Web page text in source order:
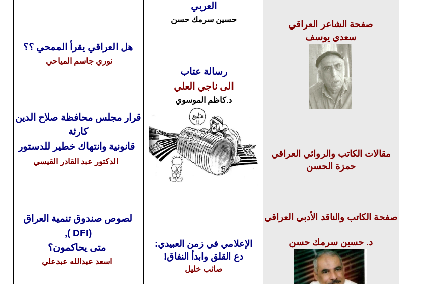
هل العراقي يقرأ الممحي ؟؟
نوري جاسم المياحي
قرار مجلس محافظة صلاح الدين
كارثة
قانونية وانتهاك خطير للدستور
الدكتور عبد القادر القيسي
لصوص صندوق تنمية العراق
(
DFI
),
متى يحاكمون؟
اسعد عبدالله عبدعلي
العربي
حسين سرمك حسن
رسالة عتاب
الى ناجي العلي
د.كاظم الموسوي
الإعلامي في زمن العبيدي:
دع القلق وابدأ النفاق!
صائب خليل
صفحة الشاعر العراقي
سعدي يوسف
مقالات الكاتب والروائي العراقي
حمزة الحسن
صفحة الكاتب والناقد الأدبي العراقي
د. حسين سرمك حسن